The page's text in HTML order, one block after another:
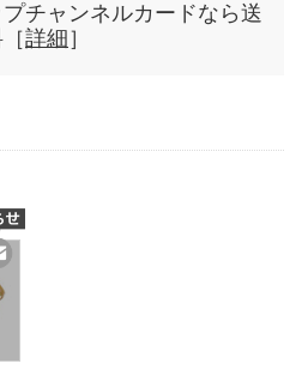
チャンネルカードなら送
詳細 ］